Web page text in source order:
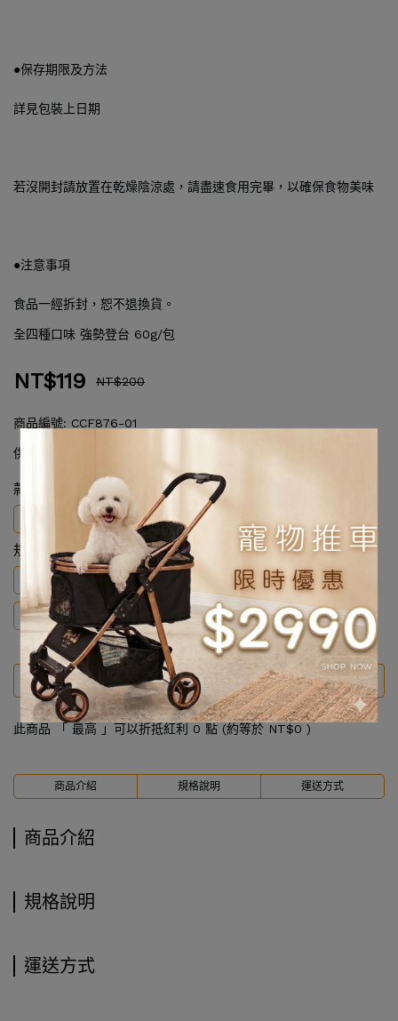
●保存期限及方法
詳見包裝上日期
若沒開封請放置在乾燥陰涼處，請盡速食用完畢，以確保食物美味
●注意事項
食品一經拆封，恕不退換貨。
全四種口味 強勢登台 60g/包
NT$119 NT$200
商品編號: CCF876-01
供貨狀況:
款式
規格
貓薄荷口味
極鮮醇鮪 開胃鮮鮭
濃郁烤雞
此商品 「 最高 」可以折抵紅利 0 點 (約等於 NT$0 )
商品介紹 規格說明 運送方式
商品介紹
規格說明
運送方式